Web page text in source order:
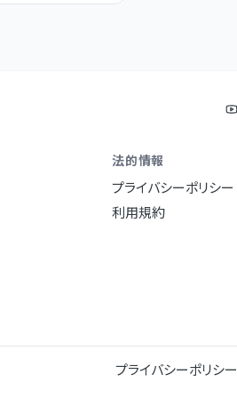
法的情報
プライバシーポリシー
利用規約
プライバシーポリシー